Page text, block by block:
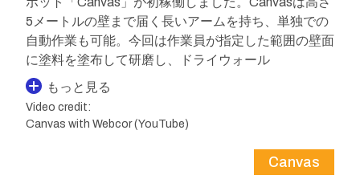
5メートルの壁まで届く長いアームを持ち、単独での
自動作業も可能。今回は作業員が指定した範囲の壁面
に塗料を塗布して研磨し、ドライウォール
もっと見る
Video credit:
Canvas with Webcor (YouTube)
Canvas